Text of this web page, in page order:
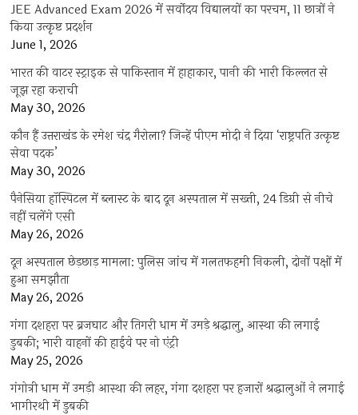
JEE Advanced Exam 2026 में सर्वोदय विद्यालयों का परचम, 11 छात्रों ने
किया उत्कृष्ट प्रदर्शन
June 1, 2026
भारत की वाटर स्ट्राइक से पाकिस्तान में हाहाकार, पानी की भारी किल्लत से
जूझ रहा कराची
May 30, 2026
कौन हैं उत्तराखंड के रमेश चंद्र गैरोला? जिन्हें पीएम मोदी ने दिया ‘राष्ट्रपति उत्कृष्ट
सेवा पदक’
May 30, 2026
पैनेसिया हॉस्पिटल में ब्लास्ट के बाद दून अस्पताल में सख्ती, 24 डिग्री से नीचे
नहीं चलेंगे एसी
May 26, 2026
दून अस्पताल छेड़छाड़ मामला: पुलिस जांच में गलतफहमी निकली, दोनों पक्षों में
हुआ समझौता
May 26, 2026
गंगा दशहरा पर ब्रजघाट और तिगरी धाम में उमड़े श्रद्धालु, आस्था की लगाई
डुबकी; भारी वाहनों की हाईवे पर नो एंट्री
May 25, 2026
गंगोत्री धाम में उमड़ी आस्था की लहर, गंगा दशहरा पर हजारों श्रद्धालुओं ने लगाई
भागीरथी में डुबकी